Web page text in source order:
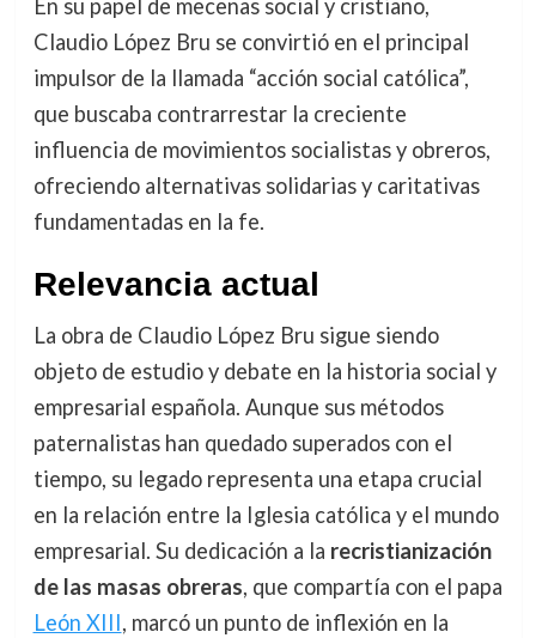
En su papel de mecenas social y cristiano,
Claudio López Bru se convirtió en el principal
impulsor de la llamada “acción social católica”,
que buscaba contrarrestar la creciente
influencia de movimientos socialistas y obreros,
ofreciendo alternativas solidarias y caritativas
fundamentadas en la fe.
Relevancia actual
La obra de Claudio López Bru sigue siendo
objeto de estudio y debate en la historia social y
empresarial española. Aunque sus métodos
paternalistas han quedado superados con el
tiempo, su legado representa una etapa crucial
en la relación entre la Iglesia católica y el mundo
empresarial. Su dedicación a la recristianización
de las masas obreras, que compartía con el papa
León XIII, marcó un punto de inflexión en la